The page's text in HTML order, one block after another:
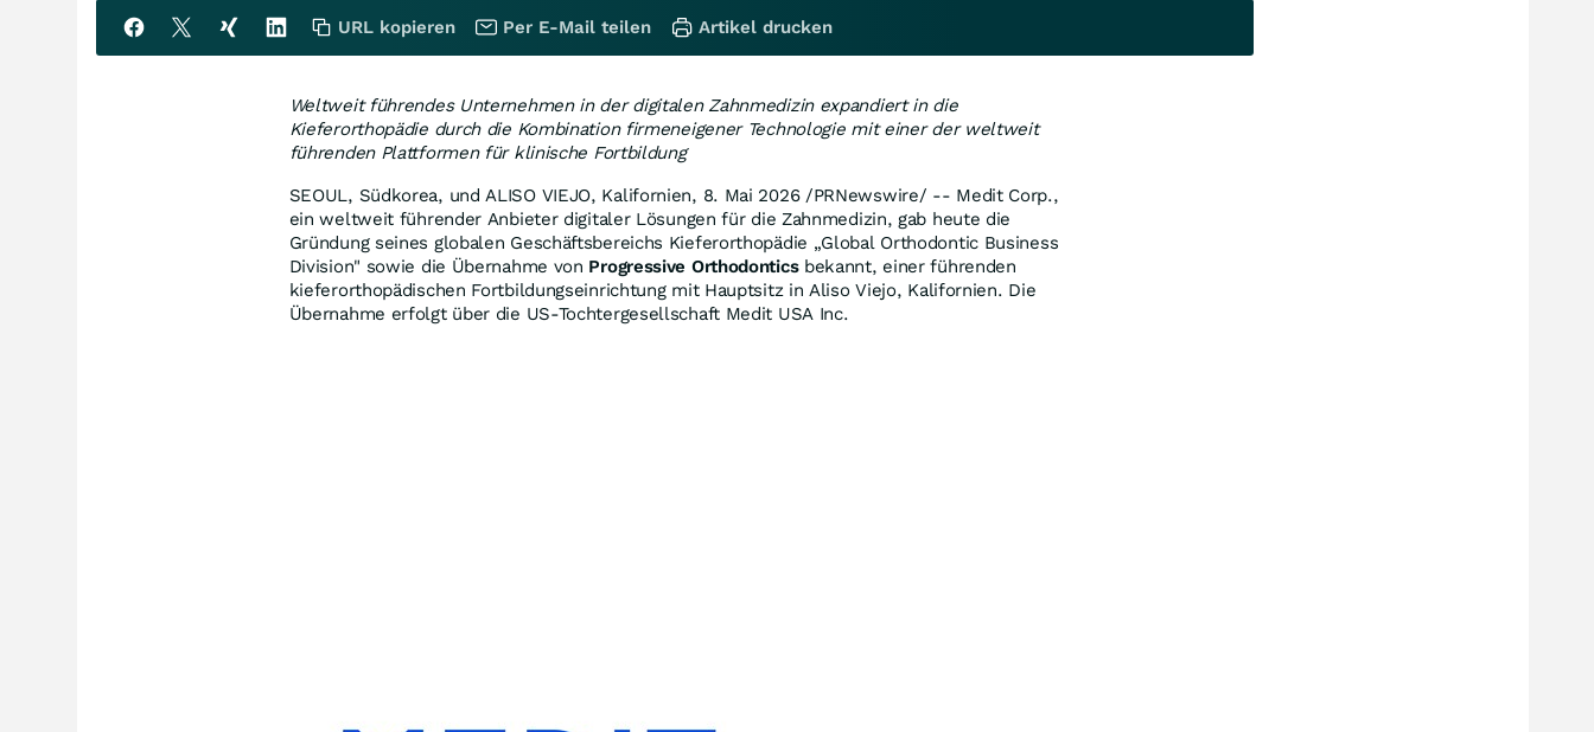
Weltweit führendes Unternehmen in der digitalen Zahnmedizin expandiert in die
Kieferorthopädie durch die Kombination firmeneigener Technologie mit einer der weltweit
führenden Plattformen für klinische Fortbildung
SEOUL, Südkorea, und ALISO VIEJO, Kalifornien, 8. Mai 2026/PRNewswire/ -- Medit Corp.,
ein weltweit führender Anbieter digitaler Lösungen für die Zahnmedizin, gab heute die
Gründung seines globalen Geschäftsbereichs Kieferorthopädie „Global Orthodontic Business
Division" sowie die Übernahme von Progressive Orthodonticsbekannt, einer führenden
kieferorthopädischen Fortbildungseinrichtung mit Hauptsitz in Aliso Viejo, Kalifornien. Die
Übernahme erfolgt über die US-Tochtergesellschaft Medit USA Inc.
URL kopieren Per E-Mail teilen Artikel drucken